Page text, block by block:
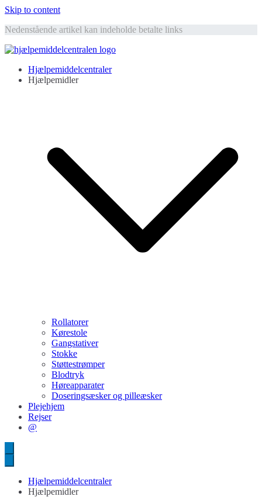
Skip to content
Nedenstående artikel kan indeholde betalte links
Hjælpemiddelcentralen
Hjælpemidler til ældre
Hjælpemiddelcentraler
Hjælpemidler
Rollatorer
Kørestole
Gangstativer
Stokke
Støttestrømper
Blodtryk
Høreapparater
Doseringsæsker og pilleæsker
Plejehjem
Rejser
@
Hjælpemiddelcentraler
Hjælpemidler